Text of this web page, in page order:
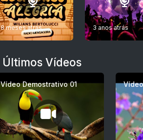
8 meses atrás 3 anos atrás
Últimos Vídeos
Vídeo Demostrativo 01